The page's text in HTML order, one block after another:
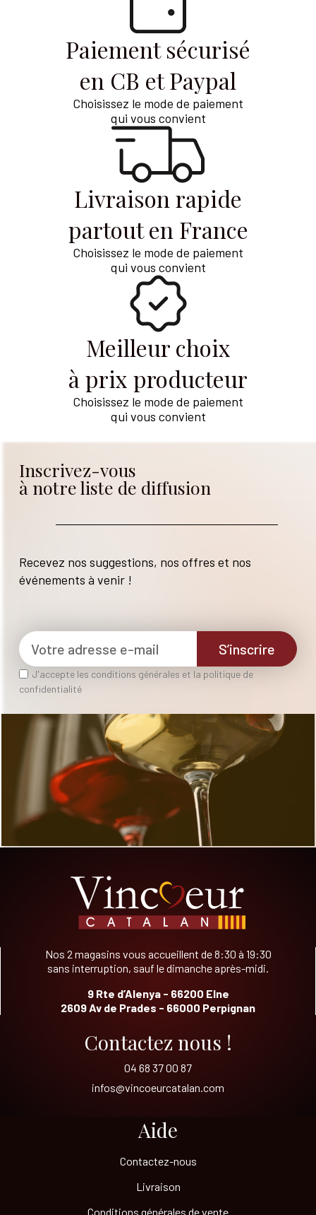
Paiement sécurisé
en CB et Paypal
Choisissez le mode de paiement
qui vous convient
Livraison rapide
partout en France
Choisissez le mode de paiement
qui vous convient
Meilleur choix
à prix producteur
Choisissez le mode de paiement
qui vous convient
Inscrivez-vous
à notre liste de diffusion
Recevez nos suggestions, nos offres et nos
événements à venir !
S’inscrire
J'accepte les conditions générales et la politique de
confidentialité
Nos 2 magasins vous accueillent de 8:30 à 19:30
sans interruption, sauf le dimanche après-midi.
9 Rte d’Alenya - 66200 Elne
2609 Av de Prades - 66000 Perpignan
Contactez nous !
04 68 37 00 87
infos@vincoeurcatalan.com
Aide
Contactez-nous
Livraison
Conditions générales de vente